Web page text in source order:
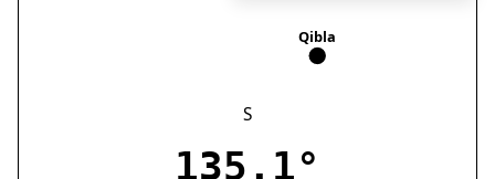
Helsingør
Hørsholm
Næstved
Viborg
S
Qibla
135.1°